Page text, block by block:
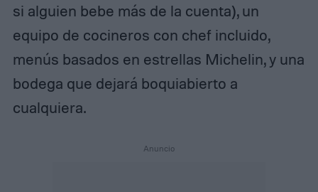
si alguien bebe más de la cuenta), un
equipo de cocineros con chef incluido,
menús basados en estrellas Michelin, y una
bodega que dejará boquiabierto a
cualquiera.